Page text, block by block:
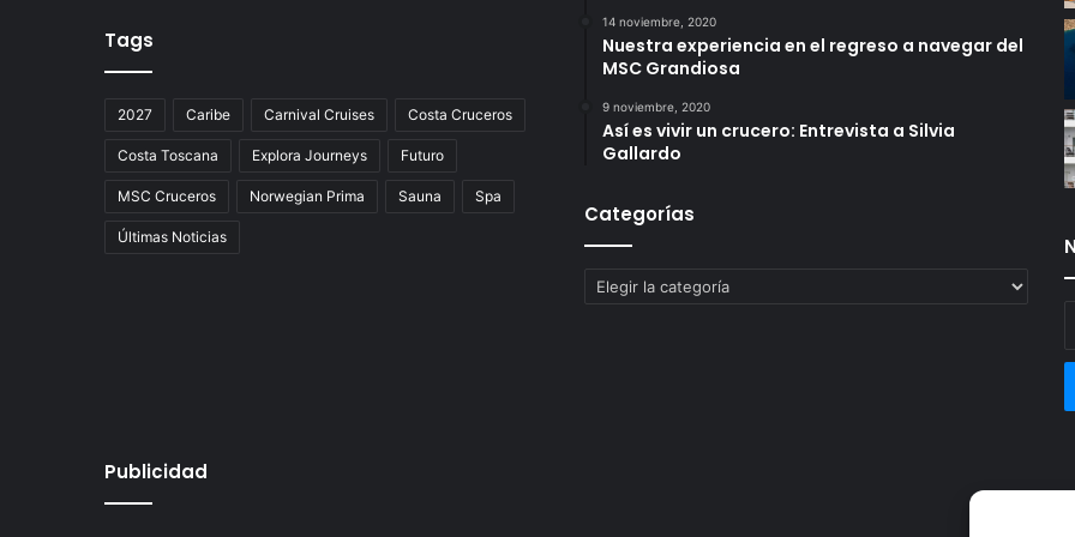
Tags
2027 Caribe Carnival Cruises Costa Cruceros
Costa Toscana Explora Journeys Futuro
MSC Cruceros Norwegian Prima Sauna Spa
Últimas Noticias
14 noviembre, 2020
Nuestra experiencia en el regreso a navegar del
MSC Grandiosa
9 noviembre, 2020
Así es vivir un crucero: Entrevista a Silvia
Gallardo
Categorías
Categorías
Publicidad